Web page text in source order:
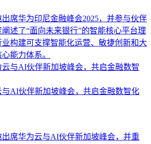
席华为印尼金融峰会2025，并参与伙伴
述了“面向未来银行”的智能核心平台理
构建可支撑智能化运营、敏捷创新和大
能力体系。
AI伙伴新加坡峰会，共启金融数智化
席华为云与AI伙伴新加坡峰会，并重